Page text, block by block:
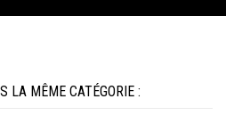
LA MÊME CATÉGORIE :